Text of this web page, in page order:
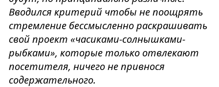
Вводился критерий чтобы не поощрять
стремление бессмысленно раскрашивать
свой проект «часиками-солнышками-
рыбками», которые только отвлекают
посетителя, ничего не привнося
содержательного.